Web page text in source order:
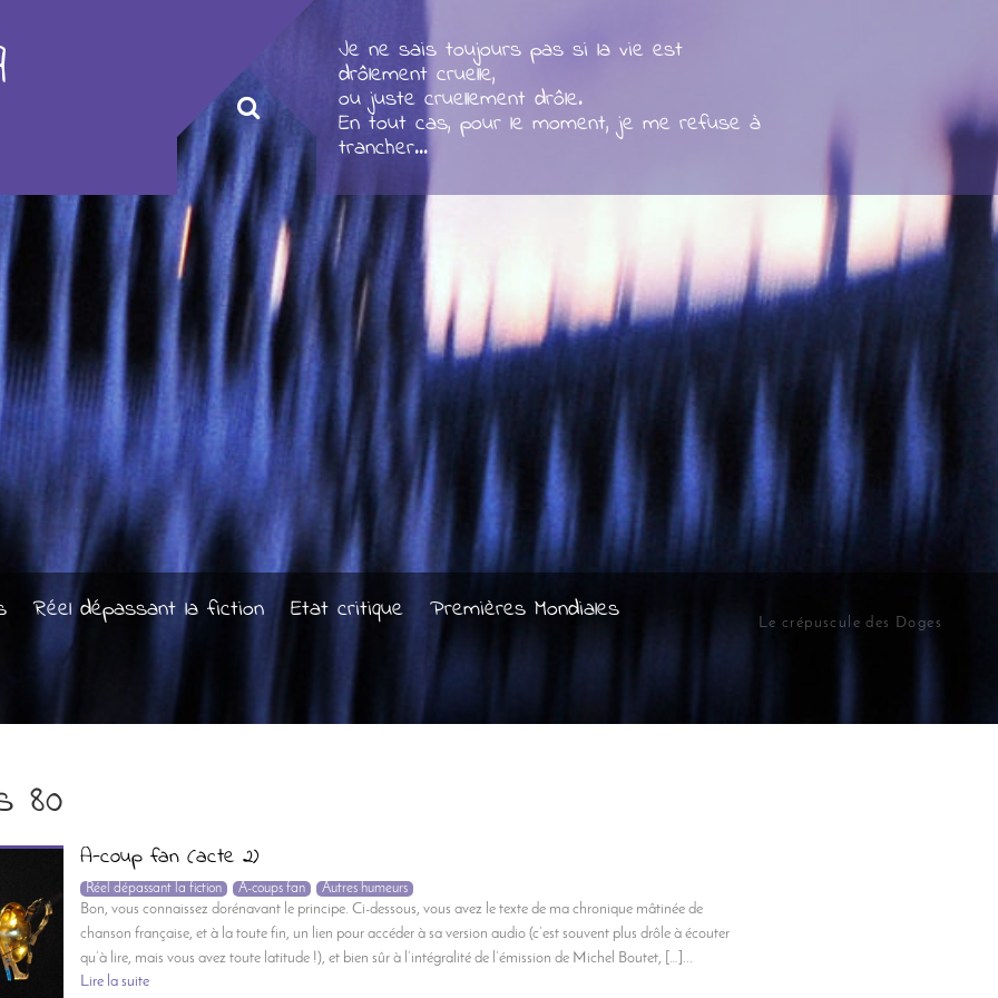
Le crépuscule des Doges
Je ne sais toujours pas si la vie est
drôlement cruelle,
ou juste cruellement drôle.
En tout cas, pour le moment, je me refuse à
trancher...
Réel dépassant la fiction Etat critique Premières Mondiales
80
A-coup fan (acte 2)
Réel dépassant la fiction A-coups fan Autres humeurs
Bon, vous connaissez dorénavant le principe. Ci-dessous, vous avez le texte de ma chronique mâtinée de
chanson française, et à la toute fin, un lien pour accéder à sa version audio (c’est souvent plus drôle à écouter
qu’à lire, mais vous avez toute latitude !), et bien sûr à l’intégralité de l’émission de Michel Boutet, […]...
Lire la suite